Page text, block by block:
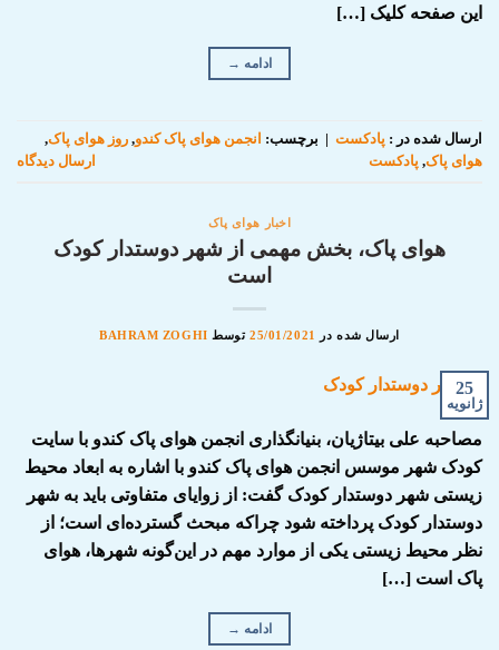
این صفحه کلیک […]
ادامه →
ارسال شده در : پادکست برچسب: انجمن هوای پاک کندو, روز هوای پاک,
هوای پاک, پادکست ارسال دیدگاه
اخبار هوای پاک
هوای پاک، بخش مهمی از شهر دوستدار کودک
است
ارسال شده در 25/01/2021 توسط BAHRAM ZOGHI
25
ژانویه
مصاحبه علی بیتاژیان، بنیانگذاری انجمن هوای پاک کندو با سایت
کودک شهر موسس انجمن هوای پاک کندو با اشاره به ابعاد محیط
زیستی شهر دوستدار کودک گفت: از زوایای متفاوتی باید به شهر
دوستدار کودک پرداخته شود چراکه مبحث گسترده‌‎ای است؛ از
نظر محیط زیستی یکی از موارد مهم در این‌گونه شهرها، هوای
پاک است […]
ادامه →